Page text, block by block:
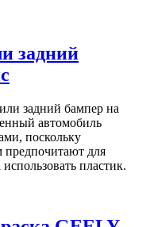
задний
задний бампер на
автомобиль
поскольку
предпочитают для
пластик.